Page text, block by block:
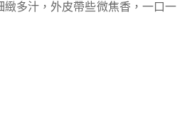
緻多汁，外皮帶些微焦香，一口一